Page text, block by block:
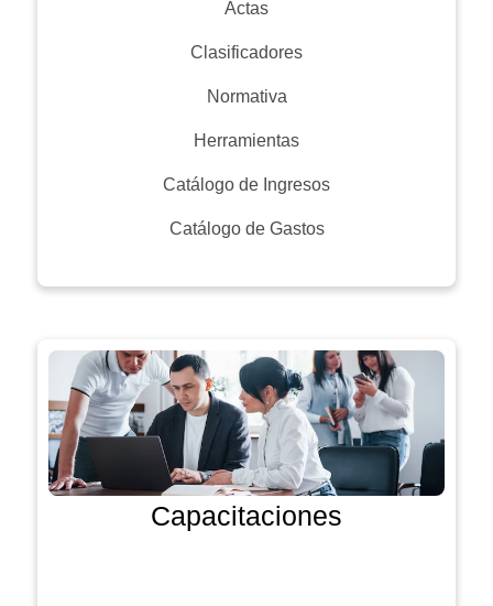
Actas
Clasificadores
Normativa
Herramientas
Catálogo de Ingresos
Catálogo de Gastos
Capacitaciones